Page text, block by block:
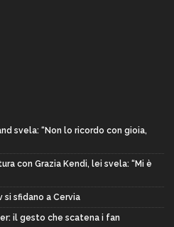
svela: “Non lo ricordo con gioia,
con Grazia Kendi, lei svela: “Mi è
sfidano a Cervia
il gesto che scatena i fan